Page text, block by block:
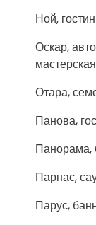
Ной,
Оскар,
мастерская
Отара,
Панова,
Панорама,
Парнас,
Парус,